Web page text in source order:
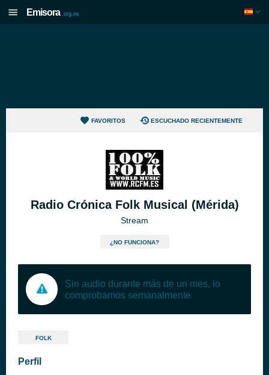
Emisora .org.es
FAVORITOS ESCUCHADO RECIENTEMENTE
Radio Crónica Folk Musical (Mérida)
Stream
¿NO FUNCIONA?
Sin audio durante más de un mes, lo
comprobamos semanalmente
FOLK
Perfil